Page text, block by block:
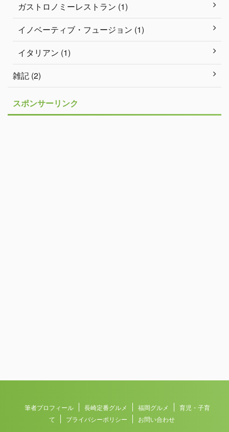
ガストロノミーレストラン (1)
イノベーティブ・フュージョン (1)
イタリアン (1)
雑記 (2)
スポンサーリンク
筆者プロフィール 長崎定番グルメ 福岡グルメ
育児・子育
て
プライバシーポリシー お問い合わせ